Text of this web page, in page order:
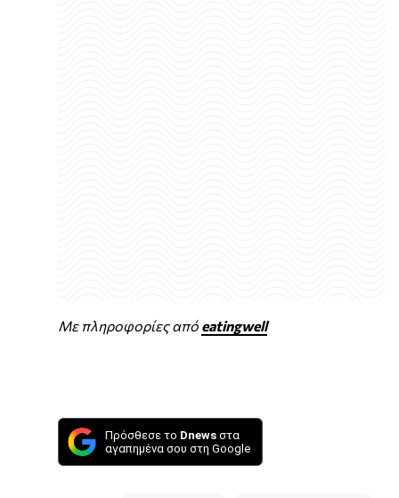
Με πληροφορίες από eatingwell
Πρόσθεσε το Dnews στα
αγαπημένα σου στη Google